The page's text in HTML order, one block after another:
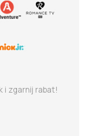
i zgarnij rabat!